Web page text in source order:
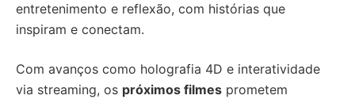
entretenimento e reflexão, com histórias que
inspiram e conectam.
Com avanços como holografia 4D e interatividade
via streaming, os próximos filmes prometem